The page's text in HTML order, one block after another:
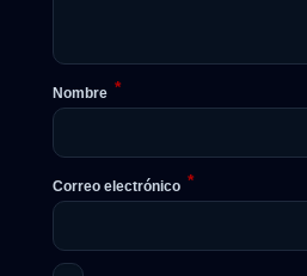
Nombre *
Correo electrónico *